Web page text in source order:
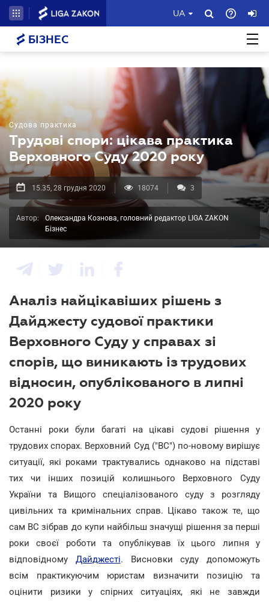
UA
БІЗНЕС
Судова практика
Трудові спори: цікава практика
Верховного Суду 2020 року
15.35, 28 грудня 2020 18074 3
Автор:
Олександра Кознова, головний редактор LIGA ZAKON
Бізнес
Аналіз найцікавіших рішень з
Дайджесту судової практики
Верховного Суду у справах зі
спорів, що виникають із трудових
відносин, опублікованого в липні
2020 року
Останні роки були багаті на цікаві судові рішення у
трудових спорах. Верховний Суд ("ВС") по-новому вирішує
ситуації, які роками трактувались однаково на підставі
тих чи інших позицій колишнього Верховного Суду
України та Вищого спеціалізованого суду з розгляду
цивільних та кримінальних справ. Цікаво також те, що
сам ВС зібрав до купи найбільш значущі рішення за перші
роки своєї роботи та опублікував їх цього липня у
відповідному Дайджесті. Висновки суду допоможуть
всім практикуючим юристам визначити позицію та
оцінити ризики у спірних ситуаціях, які не завжди